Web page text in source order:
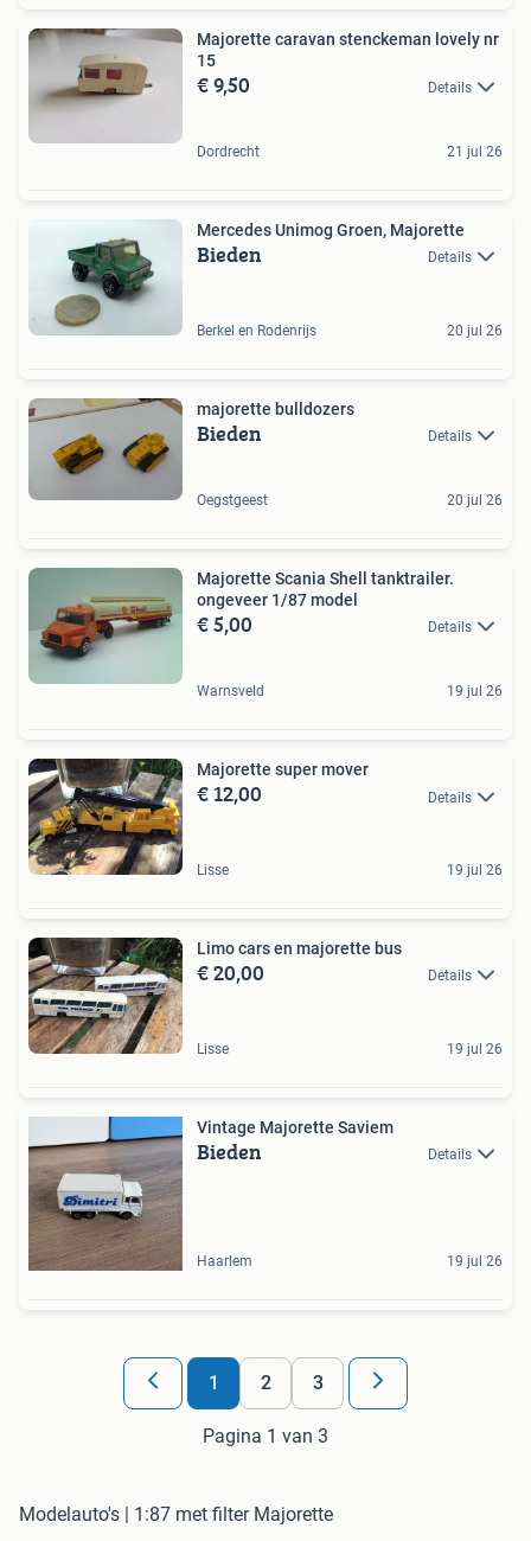
Majorette caravan stenckeman lovely nr
15
€ 9,50 Details
Dordrecht 21 jul 26
Mercedes Unimog Groen, Majorette
Bieden Details
Berkel en Rodenrijs 20 jul 26
majorette bulldozers
Bieden Details
Oegstgeest 20 jul 26
Majorette Scania Shell tanktrailer.
ongeveer 1/87 model
€ 5,00 Details
Warnsveld 19 jul 26
Majorette super mover
€ 12,00 Details
Lisse 19 jul 26
Limo cars en majorette bus
€ 20,00 Details
Lisse 19 jul 26
Vintage Majorette Saviem
Bieden Details
Haarlem 19 jul 26
1 2 3
Pagina 1 van 3
Modelauto's | 1:87 met filter Majorette